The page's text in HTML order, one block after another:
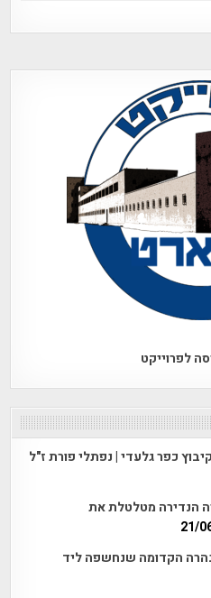
לפרוייקט
כפר גלעדי | נפתלי פורת ז"ל
הנדירה מטלטלת את
21/
הקדומה שנחשפה ליד